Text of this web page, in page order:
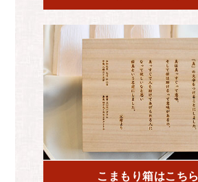
こまもり箱はこちら